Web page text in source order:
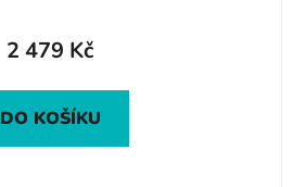
2 479 Kč
DO KOŠÍKU